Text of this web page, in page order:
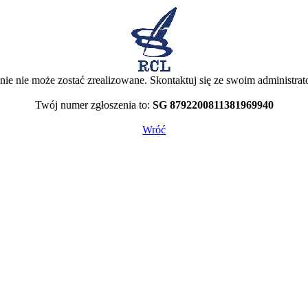
nie może zostać zrealizowane. Skontaktuj się ze swoim
Twój numer zgłoszenia to: SG 8792200811381969940
Wróć